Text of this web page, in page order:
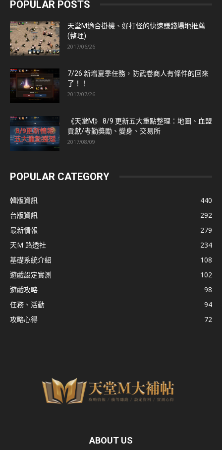
POPULAR POSTS
天堂M適合掛機、好打怪的快速賺錢場地推薦
(整理)
2017/06/26
7/26 新增夏季任務，防武卷商人有條件的回來
了！！
2017/07/26
《天堂M》 8/9 更新五大重點整理：地圖、血盟
貢獻/考勤獎勵、變身、交易所
2017/08/09
POPULAR CATEGORY
韓版資訊
440
台版資訊
292
最新情報
279
天M 路透社
234
基礎系統介紹
108
遊戲設定實測
102
遊戲攻略
98
任務、活動
94
攻略心得
72
ABOUT US